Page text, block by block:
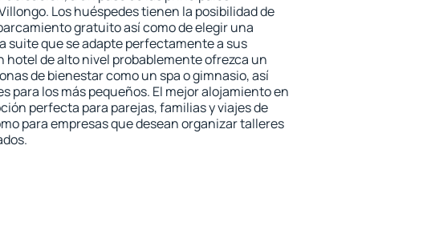
Los huéspedes tienen la posibilidad de
gratuito así como de elegir una
suite que se adapte perfectamente a sus
hotel de alto nivel probablemente ofrezca un
de bienestar como un spa o gimnasio, así
para los más pequeños. El mejor alojamiento en
perfecta para parejas, familias y viajes de
para empresas que desean organizar talleres